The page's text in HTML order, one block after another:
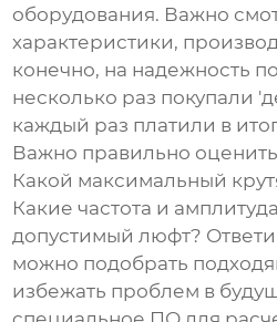
оборудования. Важно
характеристики,
конечно, на надежность
несколько раз покупали
каждый раз платили в
Важно правильно оценить
Какой максимальный
Какие частота и
допустимый люфт?
можно подобрать
избежать проблем в